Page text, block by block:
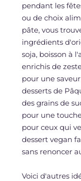
pendant les
ou de choix
pâte, vous
ingrédients
soja, boisson à
enrichis de
pour une
desserts de
des grains de
pour une
pour ceux qui
dessert vegan
sans renoncer
Voici d'autres